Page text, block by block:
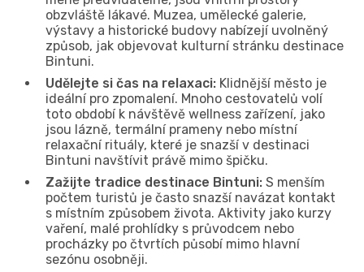
obzvláště lákavé. Muzea, umělecké galerie,
výstavy a historické budovy nabízejí uvolněný
způsob, jak objevovat kulturní stránku destinace
Bintuni.
Udělejte si čas na relaxaci: Klidnější město je
ideální pro zpomalení. Mnoho cestovatelů volí
toto období k návštěvě wellness zařízení, jako
jsou lázně, termální prameny nebo místní
relaxační rituály, které je snazší v destinaci
Bintuni navštívit právě mimo špičku.
Zažijte tradice destinace Bintuni: S menším
počtem turistů je často snazší navázat kontakt
s místním způsobem života. Aktivity jako kurzy
vaření, malé prohlídky s průvodcem nebo
procházky po čtvrtích působí mimo hlavní
sezónu osobněji.